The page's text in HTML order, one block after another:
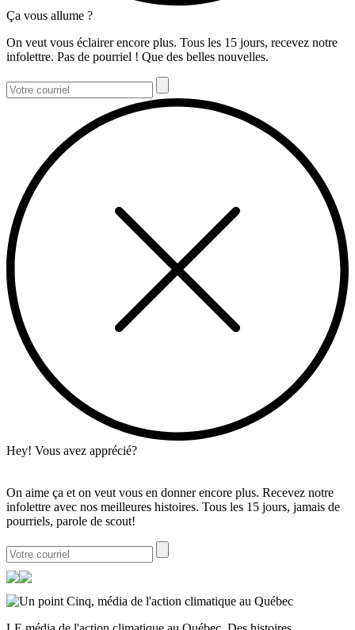
Ça vous allume ?
On veut vous éclairer encore plus. Tous les 15 jours, recevez notre
infolettre. Pas de pourriel ! Que des belles nouvelles.
Hey! Vous avez apprécié?
On aime ça et on veut vous en donner encore plus. Recevez notre
infolettre avec nos meilleures histoires. Tous les 15 jours, jamais de
pourriels, parole de scout!